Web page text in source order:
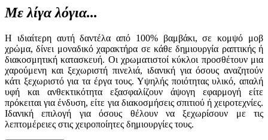
Με λίγα λόγια...
Η ιδιαίτερη αυτή δαντέλα από 100% βαμβάκι, σε κομψό μοβ
χρώμα, δίνει μοναδικό χαρακτήρα σε κάθε δημιουργία ραπτικής ή
διακοσμητική κατασκευή. Οι χρωματιστοί κύκλοι προσθέτουν μια
χαρούμενη και ξεχωριστή πινελιά, ιδανική για όσους αναζητούν
κάτι ξεχωριστό για τα έργα τους. Υψηλής ποιότητας υλικό, απαλή
υφή και ανθεκτικότητα εξασφαλίζουν άψογη εφαρμογή είτε
πρόκειται για ένδυση, είτε για διακοσμήσεις σπιτιού ή χειροτεχνίες.
Ιδανική επιλογή για όσους θέλουν να ξεχωρίσουν με τις
λεπτομέρειες στις χειροποίητες δημιουργίες τους.